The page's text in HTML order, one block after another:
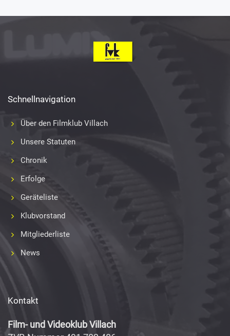
Schnellnavigation
Über den Filmklub Villach
Unsere Statuten
Chronik
Erfolge
Geräteliste
Klubvorstand
Mitgliederliste
News
Kontakt
Film- und Videoklub Villach